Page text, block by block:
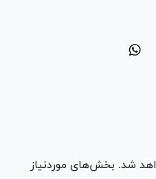
شد. بخش‌های موردنیاز